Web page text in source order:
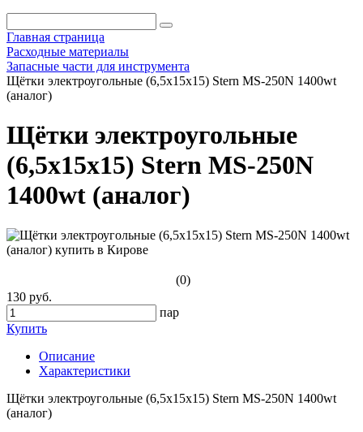
Главная страница
Расходные материалы
Запасные части для инструмента
Щётки электроугольные (6,5х15х15) Stern MS-250N 1400wt
(аналог)
Щётки электроугольные
(6,5х15х15) Stern MS-250N
1400wt (аналог)
(0)
130 руб.
пар
Купить
Описание
Характеристики
Щётки электроугольные (6,5х15х15) Stern MS-250N 1400wt
(аналог)